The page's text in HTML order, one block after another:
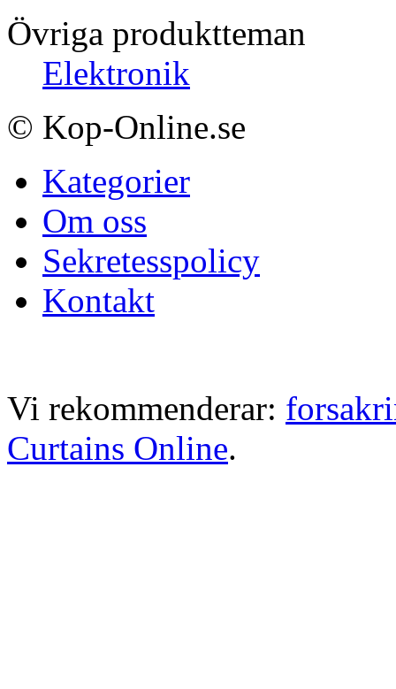
Övriga produktteman
Elektronik
© Kop-Online.se
Kategorier
Om oss
Sekretesspolicy
Kontakt
Vi rekommenderar:
Curtains Online.